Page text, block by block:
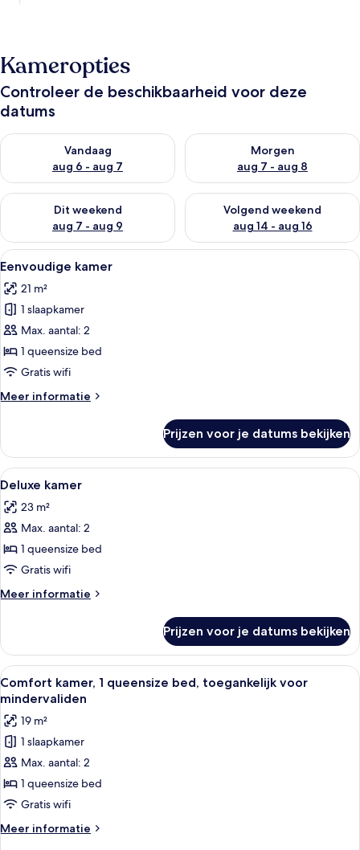
Kameropties
Controleer de beschikbaarheid voor deze
datums
Vandaag
aug 6 - aug 7
De beschikbaarheid controleren voor vanavond aug 6 - aug 7
Morgen
aug 7 - aug 8
De beschikbaarheid
Dit weekend
aug 7 - aug 9
De beschikbaarheid controleren voor dit weekend aug 7 -
Volgend weekend
aug 14 - aug 16
De beschikbaarheid
Alle
foto's
voor
Eenvoudige
kamer
laden
Een hemelbed met witte lakens,
6
Eenvoudige kamer
21 m²
1 slaapkamer
Max. aantal: 2
1 queensize bed
Gratis wifi
Meer informatie
Meer
kamer
Prijzen voor je datums bekijken
Alle
foto's
voor
Deluxe
kamer
laden
Een hotelkamer met een bakstenen
5
Deluxe kamer
23 m²
Max. aantal: 2
1 queensize bed
Gratis wifi
Meer informatie
Meer
kamer
Prijzen voor je datums bekijken
Alle
foto's
voor
Comfort
kamer,
1
queensize
bed,
toegankelijk
voor
Een hotelkamer met een bakstenen
6
Comfort kamer, 1 queensize bed, toegankelijk voor
mindervaliden
19 m²
1 slaapkamer
Max. aantal: 2
1 queensize bed
Gratis wifi
Meer informatie
Meer